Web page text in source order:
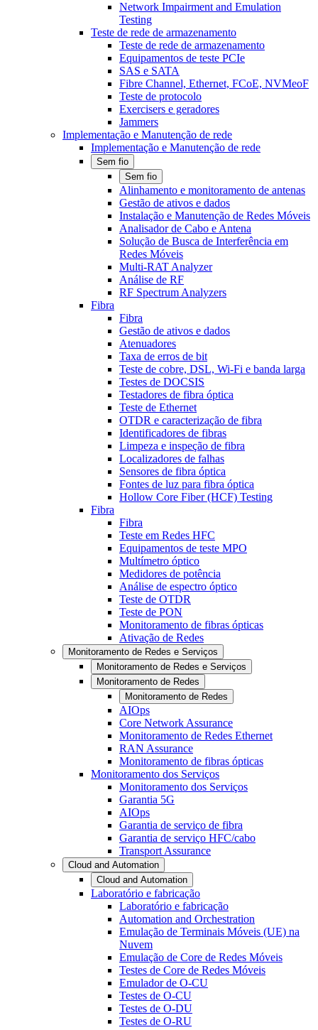
Network Impairment and Emulation
Testing
Teste de rede de armazenamento
Teste de rede de armazenamento
Equipamentos de teste PCIe
SAS e SATA
Fibre Channel, Ethernet, FCoE, NVMeoF
Teste de protocolo
Exercisers e geradores
Jammers
Implementação e Manutenção de rede
Implementação e Manutenção de rede
Sem fio
Sem fio
Alinhamento e monitoramento de antenas
Gestão de ativos e dados
Instalação e Manutenção de Redes Móveis
Analisador de Cabo e Antena
Solução de Busca de Interferência em
Redes Móveis
Multi-RAT Analyzer
Análise de RF
RF Spectrum Analyzers
Fibra
Fibra
Gestão de ativos e dados
Atenuadores
Taxa de erros de bit
Teste de cobre, DSL, Wi-Fi e banda larga
Testes de DOCSIS
Testadores de fibra óptica
Teste de Ethernet
OTDR e caracterização de fibra
Identificadores de fibras
Limpeza e inspeção de fibra
Localizadores de falhas
Sensores de fibra óptica
Fontes de luz para fibra óptica
Hollow Core Fiber (HCF) Testing
Fibra
Fibra
Teste em Redes HFC
Equipamentos de teste MPO
Multímetro óptico
Medidores de potência
Análise de espectro óptico
Teste de OTDR
Teste de PON
Monitoramento de fibras ópticas
Ativação de Redes
Monitoramento de Redes e Serviços
Monitoramento de Redes e Serviços
Monitoramento de Redes
Monitoramento de Redes
AIOps
Core Network Assurance
Monitoramento de Redes Ethernet
RAN Assurance
Monitoramento de fibras ópticas
Monitoramento dos Serviços
Monitoramento dos Serviços
Garantia 5G
AIOps
Garantia de serviço de fibra
Garantia de serviço HFC/cabo
Transport Assurance
Cloud and Automation
Cloud and Automation
Laboratório e fabricação
Laboratório e fabricação
Automation and Orchestration
Emulação de Terminais Móveis (UE) na
Nuvem
Emulação de Core de Redes Móveis
Testes de Core de Redes Móveis
Emulador de O-CU
Testes de O-CU
Testes de O-DU
Testes de O-RU